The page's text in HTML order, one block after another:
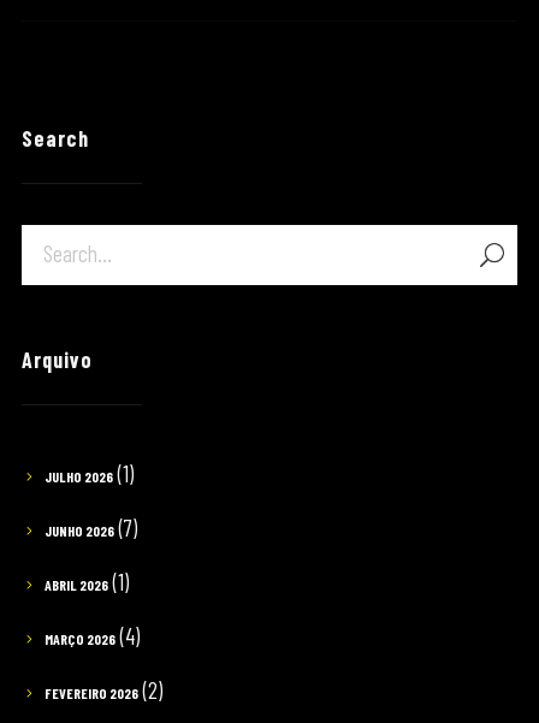
Search
Arquivo
JULHO 2026(1)
JUNHO 2026(7)
ABRIL 2026(1)
MARÇO 2026(4)
FEVEREIRO 2026(2)